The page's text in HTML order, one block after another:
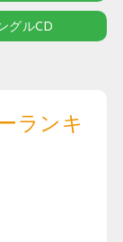
グルCD
ランキ